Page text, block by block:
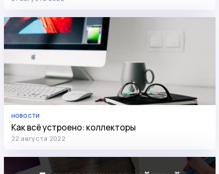
НОВОСТИ
Как всё устроено: коллекторы
22 августа 2022